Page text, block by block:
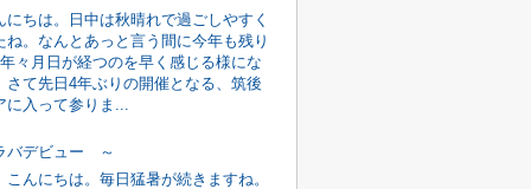
にちは。日中は秋晴れで過ごしやすく
ね。なんとあっと言う間に今年も残り
々月日が経つのを早く感じる様にな
さて先日4年ぶりの開催となる、筑後
に入って参りま...
バデビュー ～
んにちは。毎日猛暑が続きますね。